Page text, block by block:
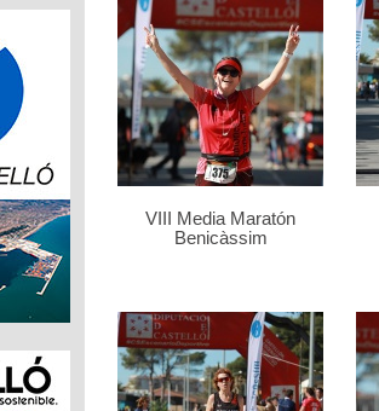
VIII Media Maratón
Benicàssim